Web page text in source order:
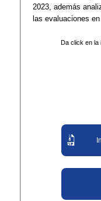
2023, además
las evaluaciones
Da click en la